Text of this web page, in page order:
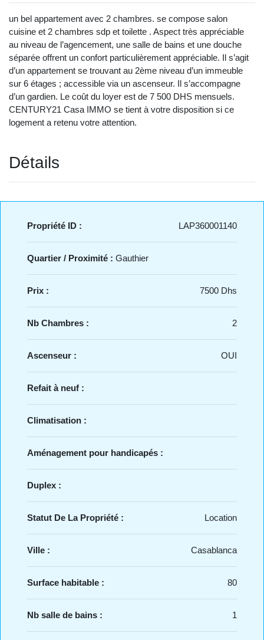
un bel appartement avec 2 chambres. se compose salon
cuisine et 2 chambres sdp et toilette . Aspect très appréciable
au niveau de l’agencement, une salle de bains et une douche
séparée offrent un confort particulièrement appréciable. Il s’agit
d’un appartement se trouvant au 2ème niveau d’un immeuble
sur 6 étages ; accessible via un ascenseur. Il s’accompagne
d’un gardien. Le coût du loyer est de 7 500 DHS mensuels.
CENTURY21 Casa IMMO se tient à votre disposition si ce
logement a retenu votre attention.
Détails
Propriété ID : LAP360001140
Quartier / Proximité : Gauthier
Prix : 7500 Dhs
Nb Chambres : 2
Ascenseur : OUI
Refait à neuf :
Climatisation :
Aménagement pour handicapés :
Duplex :
Statut De La Propriété : Location
Ville : Casablanca
Surface habitable : 80
Nb salle de bains : 1